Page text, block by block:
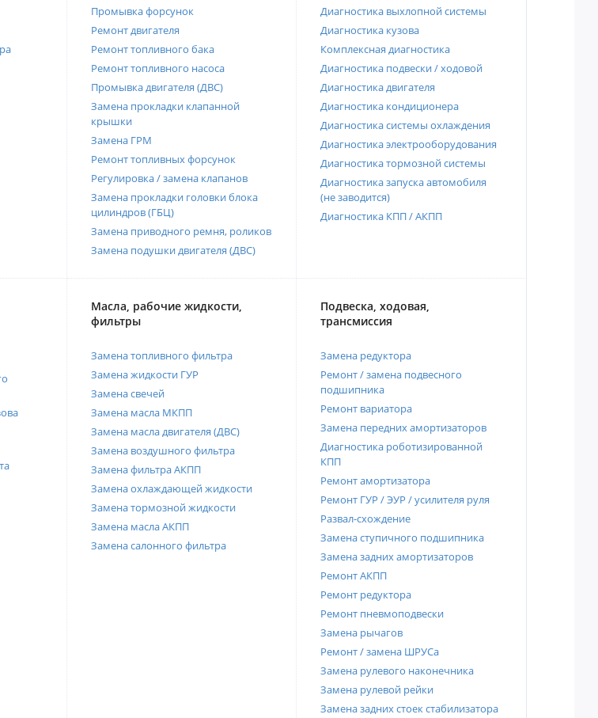
Промывка форсунок
Ремонт двигателя
Ремонт топливного бака
Ремонт топливного насоса
Промывка двигателя (ДВС)
Замена прокладки клапанной
крышки
Замена ГРМ
Ремонт топливных форсунок
Регулировка / замена клапанов
Замена прокладки головки блока
цилиндров (ГБЦ)
Замена приводного ремня, роликов
Замена подушки двигателя (ДВС)
Диагностика выхлопной системы
Диагностика кузова
Комплексная диагностика
Диагностика подвески / ходовой
Диагностика двигателя
Диагностика кондиционера
Диагностика системы охлаждения
Диагностика электрооборудования
Диагностика тормозной системы
Диагностика запуска автомобиля
(не заводится)
Диагностика КПП / АКПП
Масла, рабочие жидкости,
фильтры
Замена топливного фильтра
Замена жидкости ГУР
Замена свечей
Замена масла МКПП
Замена масла двигателя (ДВС)
Замена воздушного фильтра
Замена фильтра АКПП
Замена охлаждающей жидкости
Замена тормозной жидкости
Замена масла АКПП
Замена салонного фильтра
Подвеска, ходовая,
трансмиссия
Замена редуктора
Ремонт / замена подвесного
подшипника
Ремонт вариатора
Замена передних амортизаторов
Диагностика роботизированной
КПП
Ремонт амортизатора
Ремонт ГУР / ЭУР / усилителя руля
Развал-схождение
Замена ступичного подшипника
Замена задних амортизаторов
Ремонт АКПП
Ремонт редуктора
Ремонт пневмоподвески
Замена рычагов
Ремонт / замена ШРУСа
Замена рулевого наконечника
Замена рулевой рейки
Замена задних стоек стабилизатора